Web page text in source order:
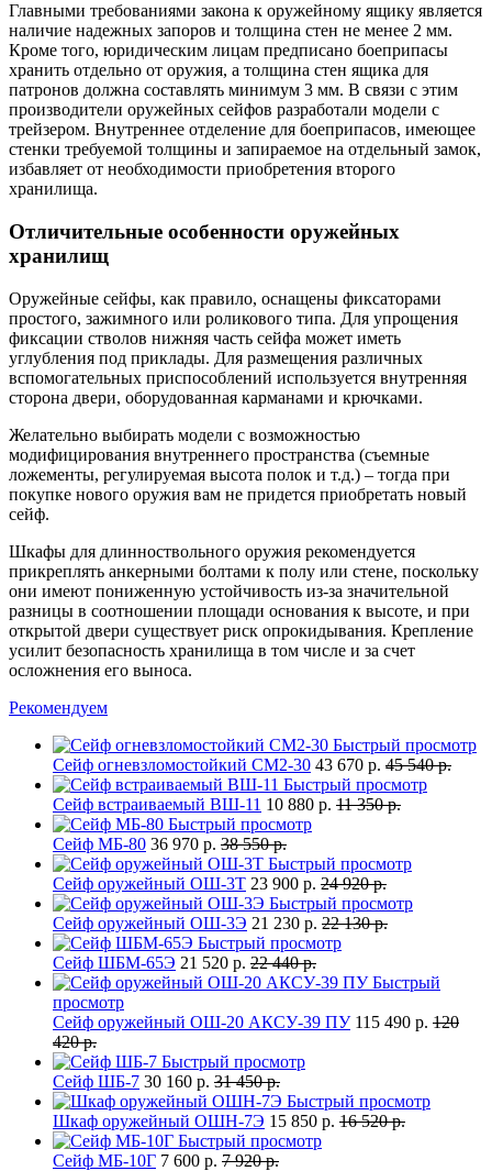
Главными требованиями закона к оружейному ящику является
наличие надежных запоров и толщина стен не менее 2 мм.
Кроме того, юридическим лицам предписано боеприпасы
хранить отдельно от оружия, а толщина стен ящика для
патронов должна составлять минимум 3 мм. В связи с этим
производители оружейных сейфов разработали модели с
трейзером. Внутреннее отделение для боеприпасов, имеющее
стенки требуемой толщины и запираемое на отдельный замок,
избавляет от необходимости приобретения второго
хранилища.
Отличительные особенности оружейных
хранилищ
Оружейные сейфы, как правило, оснащены фиксаторами
простого, зажимного или роликового типа. Для упрощения
фиксации стволов нижняя часть сейфа может иметь
углубления под приклады. Для размещения различных
вспомогательных приспособлений используется внутренняя
сторона двери, оборудованная карманами и крючками.
Желательно выбирать модели с возможностью
модифицирования внутреннего пространства (съемные
ложементы, регулируемая высота полок и т.д.) – тогда при
покупке нового оружия вам не придется приобретать новый
сейф.
Шкафы для длинноствольного оружия рекомендуется
прикреплять анкерными болтами к полу или стене, поскольку
они имеют пониженную устойчивость из-за значительной
разницы в соотношении площади основания к высоте, и при
открытой двери существует риск опрокидывания. Крепление
усилит безопасность хранилища в том числе и за счет
осложнения его выноса.
Рекомендуем
Быстрый просмотр
Сейф огневзломостойкий СМ2-30 43 670 р. 45 540 р.
Быстрый просмотр
Сейф встраиваемый ВШ-11 10 880 р. 11 350 р.
Быстрый просмотр
Сейф МБ-80 36 970 р. 38 550 р.
Быстрый просмотр
Сейф оружейный ОШ-3Т 23 900 р. 24 920 р.
Быстрый просмотр
Сейф оружейный ОШ-3Э 21 230 р. 22 130 р.
Быстрый просмотр
Сейф ШБМ-65Э 21 520 р. 22 440 р.
Быстрый
просмотр
Сейф оружейный ОШ-20 АКСУ-39 ПУ 115 490 р. 120
420 р.
Быстрый просмотр
Сейф ШБ-7 30 160 р. 31 450 р.
Быстрый просмотр
Шкаф оружейный ОШН-7Э 15 850 р. 16 520 р.
Быстрый просмотр
Сейф МБ-10Г 7 600 р. 7 920 р.